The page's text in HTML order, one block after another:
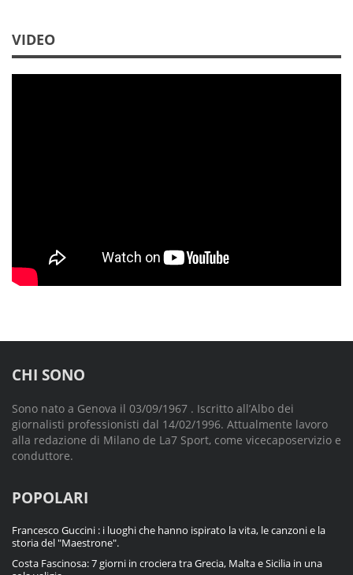
VIDEO
CHI SONO
Sono nato a Genova il 03/09/1967 . Iscritto all’Albo dei
giornalisti professionisti dal 14/02/1996. Attualmente lavoro
alla redazione di Milano de La7 Sport, come vicecaposervizio e
conduttore.
POPOLARI
Francesco Guccini : i luoghi che hanno ispirato la vita, le canzoni e la
storia del "Maestrone".
Costa Fascinosa: 7 giorni in crociera tra Grecia, Malta e Sicilia in una